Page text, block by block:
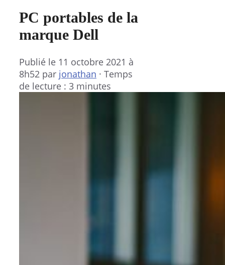
PC portables de la
marque Dell
Publié le 11 octobre 2021 à
8h52 par jonathan · Temps
de lecture : 3 minutes